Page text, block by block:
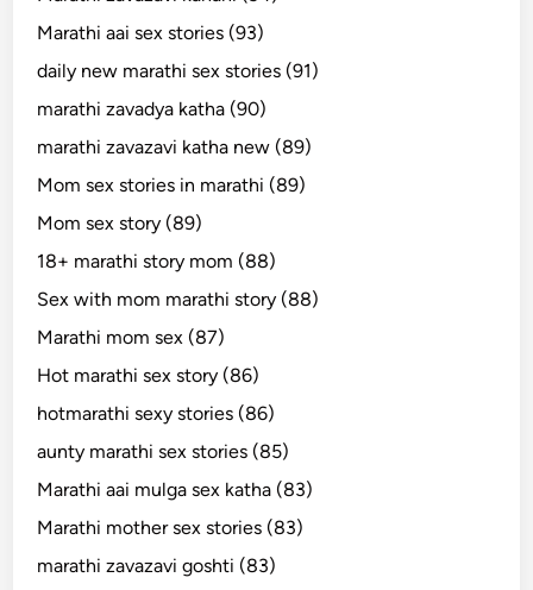
Marathi aai sex stories (93)
daily new marathi sex stories (91)
marathi zavadya katha (90)
marathi zavazavi katha new (89)
Mom sex stories in marathi (89)
Mom sex story (89)
18+ marathi story mom (88)
Sex with mom marathi story (88)
Marathi mom sex (87)
Hot marathi sex story (86)
hotmarathi sexy stories (86)
aunty marathi sex stories (85)
Marathi aai mulga sex katha (83)
Marathi mother sex stories (83)
marathi zavazavi goshti (83)